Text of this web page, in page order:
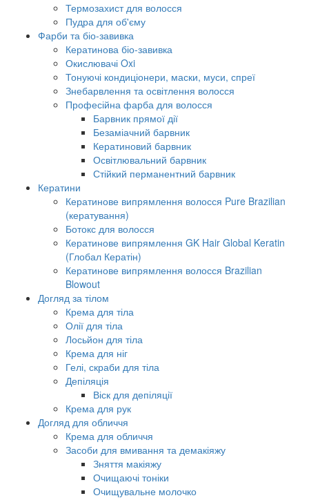
Термозахист для волосся
Пудра для об'єму
Фарби та біо-завивка
Кератинова біо-завивка
Окислювачі Oxi
Тонуючі кондиціонери, маски, муси, спреї
Знебарвлення та освітлення волосся
Професійна фарба для волосся
Барвник прямої дії
Безаміачний барвник
Кератиновий барвник
Освітлювальний барвник
Стійкий перманентний барвник
Кератини
Кератинове випрямлення волосся Pure Brazilian
(кератування)
Ботокс для волосся
Кератинове випрямлення GK Hair Global Keratin
(Глобал Кератін)
Кератинове випрямлення волосся Brazilian
Blowout
Догляд за тілом
Крема для тіла
Олії для тіла
Лосьйон для тіла
Крема для ніг
Гелі, скраби для тіла
Депіляція
Віск для депіляції
Крема для рук
Догляд для обличчя
Крема для обличчя
Засоби для вмивання та демакіяжу
Зняття макіяжу
Очищаючі тоніки
Очищувальне молочко